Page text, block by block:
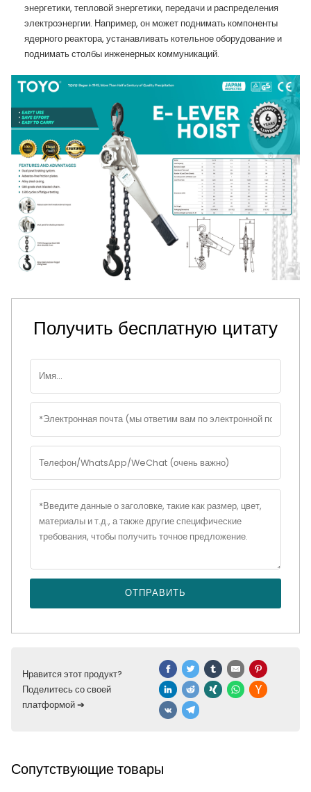
энергетики, тепловой энергетики, передачи и распределения
электроэнергии. Например, он может поднимать компоненты
ядерного реактора, устанавливать котельное оборудование и
поднимать столбы инженерных коммуникаций.
Получить бесплатную цитату
ОТПРАВИТЬ
Нравится этот продукт?
Поделитесь со своей
платформой ➔
Сопутствующие товары